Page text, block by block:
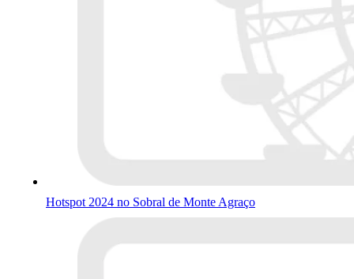
Hotspot 2024 no Sobral de Monte Agraço